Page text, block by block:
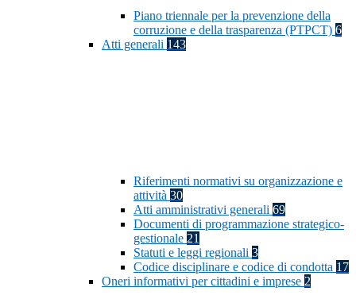
Piano triennale per la prevenzione della
corruzione e della trasparenza (PTPCT) 6
Atti generali 143
Riferimenti normativi su organizzazione e
attività 30
Atti amministrativi generali 69
Documenti di programmazione strategico-
gestionale 21
Statuti e leggi regionali 3
Codice disciplinare e codice di condotta 17
Oneri informativi per cittadini e imprese 2